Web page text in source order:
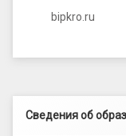
bipkro.ru
Левый
Сведения об